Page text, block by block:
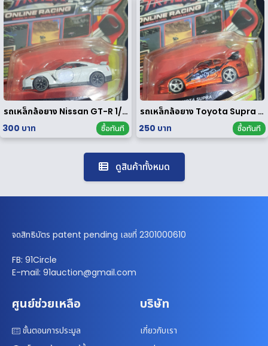
รถเหล็กล้อยาง Nissan GT-R 1/64
300 บาท
ซื้อทันที
รถเหล็กล้อยาง Toyota Supra 1/64
250 บาท
ซื้อทันที
ดูสินค้าทั้งหมด
จดสิทธิบัตร patent pending เลขที่ 2301000610
FB: 91Circle
E-mail: 91auction@gmail.com
ศูนย์ช่วยเหลือ
ขั้นตอนการประมูล
บริษัท
เกี่ยวกับเรา